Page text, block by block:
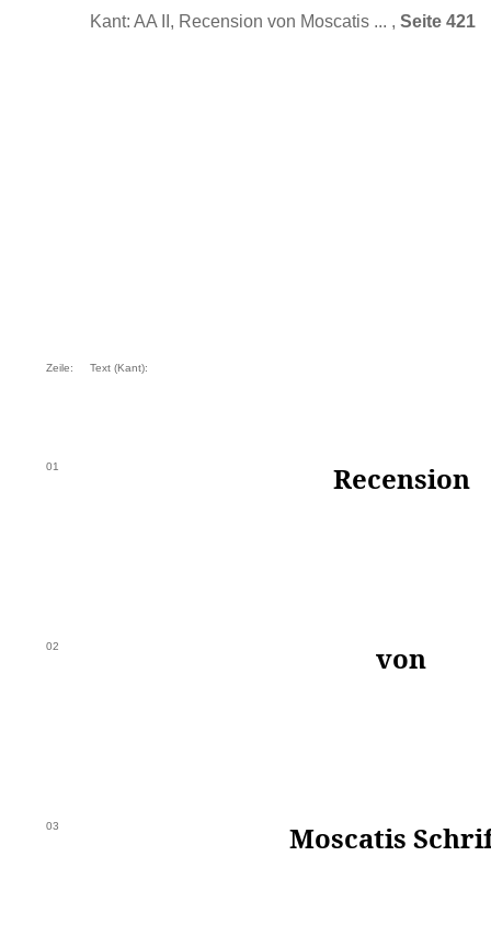
Kant: AA II, Recension von Moscatis ... , Seite 421
Zeile: Text (Kant):
01 Recension
02 von
03 Moscatis